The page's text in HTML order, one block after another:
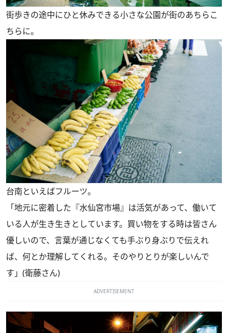
街歩きの途中にひと休みできる小さな公園が街のあちらこ
ちらに。
台南といえばフルーツ。
「地元に密着した『水仙宮市場』は活気があって、働いて
いる人が生き生きとしています。買い物をする時は皆さん
優しいので、言葉が通じなくても手ぶり身ぶりで伝えれ
ば、何とか理解してくれる。そのやりとりが楽しいんで
す」(衛藤さん)
ADVERTISEMENT